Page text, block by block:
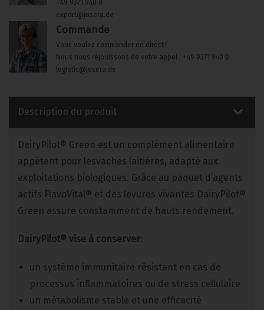
+49 9371 940 0
export@josera.de
Commande
Vous voulez commander en direct?
Nous nous réjouissons de votre appel : +49 9371 940 0
logistic@josera.de
Description du produit
DairyPilot® Green est un complément alimentaire
appétent pour lesvaches laitières, adapté aux
exploitations biologiques. Grâce au paquet d’agents
actifs FlavoVital® et des levures vivantes DairyPilot®
Green assure constamment de hauts rendement.
DairyPilot® vise à conserver:
un système immunitaire résistant en cas de
processus inflammatoires ou de stress cellulaire
un métabolisme stable et une efficacité